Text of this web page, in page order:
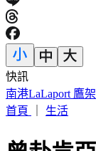
快訊
明放颱風假？白
59％